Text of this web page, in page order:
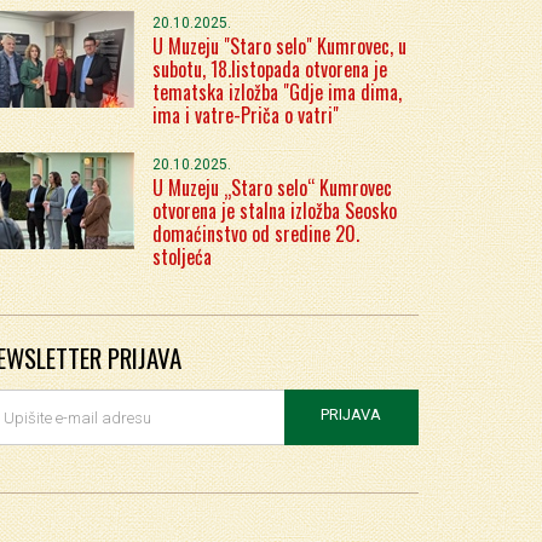
20.10.2025.
U Muzeju "Staro selo" Kumrovec, u
subotu, 18.listopada otvorena je
tematska izložba "Gdje ima dima,
ima i vatre-Priča o vatri"
20.10.2025.
U Muzeju „Staro selo“ Kumrovec
otvorena je stalna izložba Seosko
domaćinstvo od sredine 20.
stoljeća
PRIJAVA
PRIJAVA